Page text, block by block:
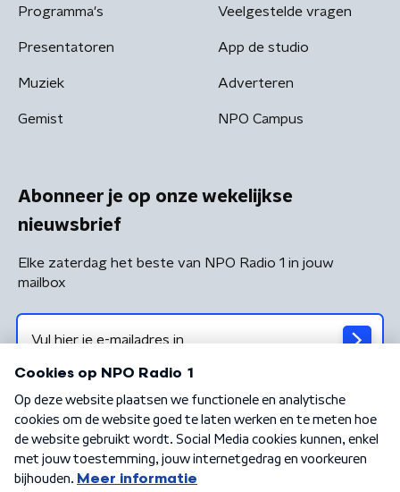
Programma's
Presentatoren
Muziek
Gemist
Veelgestelde vragen
App de studio
Adverteren
NPO Campus
Abonneer je op onze wekelijkse
nieuwsbrief
Elke zaterdag het beste van NPO Radio 1 in jouw
mailbox
Algemene voorwaarden